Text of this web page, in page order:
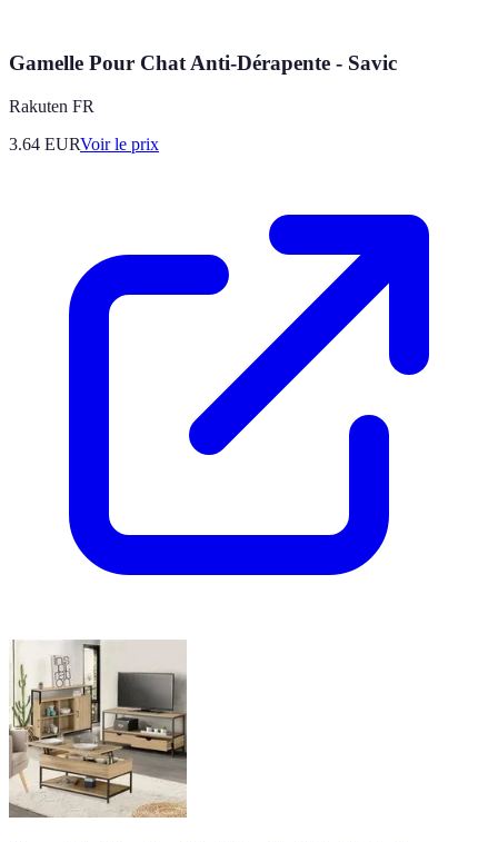
Gamelle Pour Chat Anti-Dérapente - Savic
Rakuten FR
3.64 EURVoir le prix